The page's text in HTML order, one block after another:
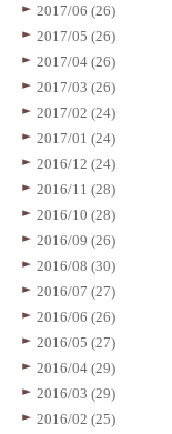
2017/06 (26)
2017/05 (26)
2017/04 (26)
2017/03 (26)
2017/02 (24)
2017/01 (24)
2016/12 (24)
2016/11 (28)
2016/10 (28)
2016/09 (26)
2016/08 (30)
2016/07 (27)
2016/06 (26)
2016/05 (27)
2016/04 (29)
2016/03 (29)
2016/02 (25)